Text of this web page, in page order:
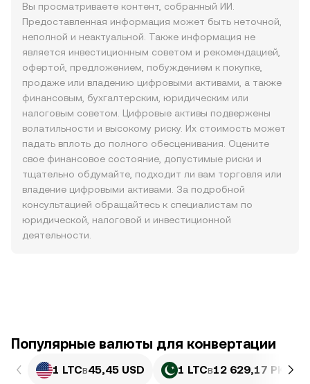
Вы просматриваете контент, собранный ИИ.
Предоставленная информация может быть неточной,
неполной и неактуальной. Также информация не
является инвестиционным советом и рекомендацией,
офертой, предложением, побуждением к покупке,
продаже или владению цифровыми активами, а также
финансовым, бухгалтерским, юридическим или
налоговым советом. Цифровые активы подвержены
волатильности и высокому риску. Их стоимость может
падать вплоть до полного обесценивания. Оцените
свое финансовое состояние, допустимые риски и
тщательно обдумайте, подходит ли вам торговля или
владение цифровыми активами. За подробной
консультацией обращайтесь к специалистам по
юридической, налоговой и инвестиционной
деятельности.
Популярные валюты для конвертации
1 LTCв45,45 USD 1 LTCв12 629,17 PKR